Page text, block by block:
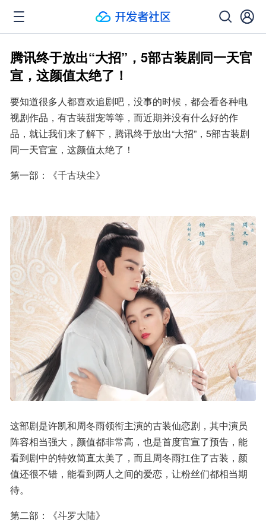
腾讯终于放出“大招”，5部古装剧同一天官
宣，这颜值太绝了！
要知道很多人都喜欢追剧吧，没事的时候，都会看各种电
视剧作品，有古装甜宠等等，而近期并没有什么好的作
品，就让我们来了解下，腾讯终于放出“大招”，5部古装剧
同一天官宣，这颜值太绝了！
第一部：《千古玦尘》
这部剧是许凯和周冬雨领衔主演的古装仙恋剧，其中演员
阵容相当强大，颜值都非常高，也是首度官宣了预告，能
看到剧中的特效简直太美了，而且周冬雨扛住了古装，颜
值还很不错，能看到两人之间的爱恋，让粉丝们都相当期
待。
第二部：《斗罗大陆》